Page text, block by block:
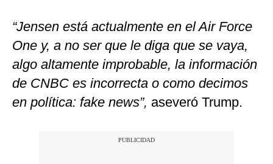
“Jensen está actualmente en el Air Force
One y, a no ser que le diga que se vaya,
algo altamente improbable, la información
de CNBC es incorrecta o como decimos
en política: fake news”, aseveró Trump.